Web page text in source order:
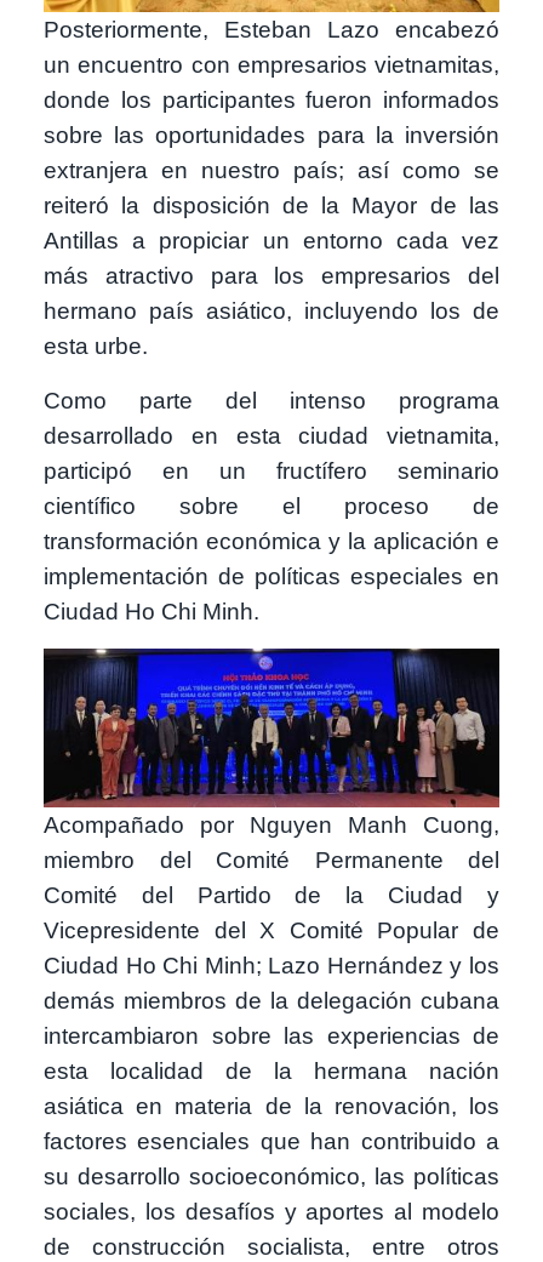
Posteriormente, Esteban Lazo encabezó
un encuentro con empresarios vietnamitas,
donde los participantes fueron informados
sobre las oportunidades para la inversión
extranjera en nuestro país; así como se
reiteró la disposición de la Mayor de las
Antillas a propiciar un entorno cada vez
más atractivo para los empresarios del
hermano país asiático, incluyendo los de
esta urbe.
Como parte del intenso programa
desarrollado en esta ciudad vietnamita,
participó en un fructífero seminario
científico sobre el proceso de
transformación económica y la aplicación e
implementación de políticas especiales en
Ciudad Ho Chi Minh.
Imagen
Acompañado por Nguyen Manh Cuong,
miembro del Comité Permanente del
Comité del Partido de la Ciudad y
Vicepresidente del X Comité Popular de
Ciudad Ho Chi Minh; Lazo Hernández y los
demás miembros de la delegación cubana
intercambiaron sobre las experiencias de
esta localidad de la hermana nación
asiática en materia de la renovación, los
factores esenciales que han contribuido a
su desarrollo socioeconómico, las políticas
sociales, los desafíos y aportes al modelo
de construcción socialista, entre otros